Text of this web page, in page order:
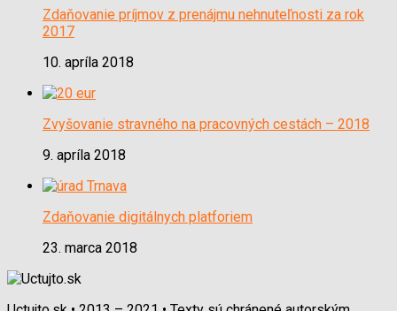
Zdaňovanie príjmov z prenájmu nehnuteľnosti za rok
2017
10. apríla 2018
Zvyšovanie stravného na pracovných cestách – 2018
9. apríla 2018
Zdaňovanie digitálnych platforiem
23. marca 2018